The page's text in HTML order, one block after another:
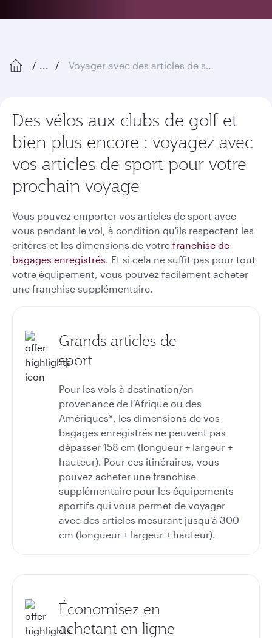
... Voyager avec des articles de sport
Des vélos aux clubs de golf et
bien plus encore : voyagez avec
vos articles de sport pour votre
prochain voyage
Vous pouvez emporter vos articles de sport avec
vous pendant le vol, à condition qu'ils respectent les
critères et les dimensions de votre franchise de
bagages enregistrés. Et si cela ne suffit pas pour tout
votre équipement, vous pouvez facilement acheter
une franchise supplémentaire.
Grands articles de
sport
Pour les vols à destination/en
provenance de l'Afrique ou des
Amériques*, les dimensions de vos
bagages enregistrés ne peuvent pas
dépasser 158 cm (longueur + largeur +
hauteur). Pour ces itinéraires, vous
pouvez acheter une franchise
supplémentaire pour les équipements
sportifs qui vous permet de voyager
avec des articles mesurant jusqu'à 300
cm (longueur + largeur + hauteur).
Économisez en
achetant en ligne